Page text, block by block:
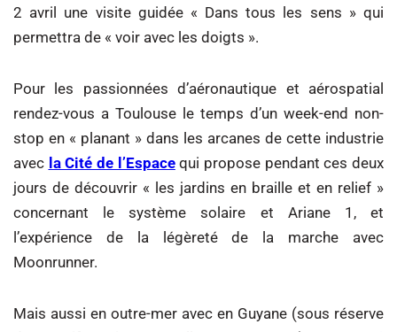
2 avril une visite guidée « Dans tous les sens » qui
permettra de « voir avec les doigts ».
Pour les passionnées d’aéronautique et aérospatial
rendez-vous a Toulouse le temps d’un week-end non-
stop en « planant » dans les arcanes de cette industrie
avec la Cité de l’Espacequi propose pendant ces deux
jours de découvrir « les jardins en braille et en relief »
concernant le système solaire et Ariane 1, et
l’expérience de la légèreté de la marche avec
Moonrunner.
Mais aussi en outre-mer avec en Guyane (sous réserve